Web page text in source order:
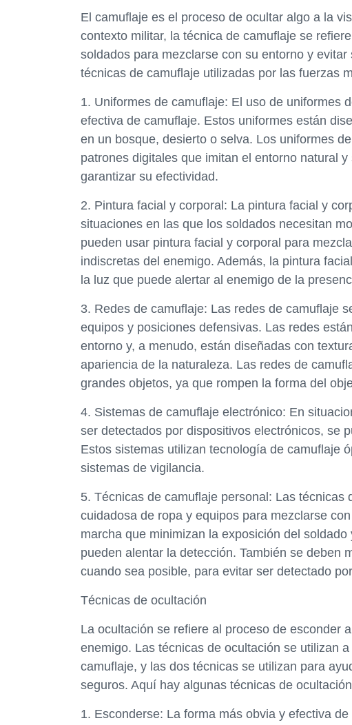
El camuflaje es el proceso de ocultar algo a la
contexto militar, la técnica de camuflaje se
soldados para mezclarse con su entorno y
técnicas de camuflaje utilizadas por las fuerzas
1. Uniformes de camuflaje: El uso de uniformes
efectiva de camuflaje. Estos uniformes están
en un bosque, desierto o selva. Los uniformes
patrones digitales que imitan el entorno natural
garantizar su efectividad.
2. Pintura facial y corporal: La pintura facial y
situaciones en las que los soldados necesitan
pueden usar pintura facial y corporal para
indiscretas del enemigo. Además, la pintura
la luz que puede alertar al enemigo de la
3. Redes de camuflaje: Las redes de camuflaje
equipos y posiciones defensivas. Las redes
entorno y, a menudo, están diseñadas con
apariencia de la naturaleza. Las redes de
grandes objetos, ya que rompen la forma del
4. Sistemas de camuflaje electrónico: En
ser detectados por dispositivos electrónicos, se
Estos sistemas utilizan tecnología de camuflaje
sistemas de vigilancia.
5. Técnicas de camuflaje personal: Las
cuidadosa de ropa y equipos para mezclarse
marcha que minimizan la exposición del
pueden alentar la detección. También se deben
cuando sea posible, para evitar ser detectado
Técnicas de ocultación
La ocultación se refiere al proceso de esconder
enemigo. Las técnicas de ocultación se utilizan
camuflaje, y las dos técnicas se utilizan para
seguros. Aquí hay algunas técnicas de
1. Esconderse: La forma más obvia y efectiva